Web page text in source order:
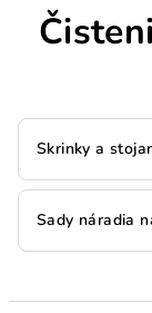
Skrinky a
Sady náradia